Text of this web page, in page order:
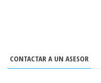
CONTACTAR A UN ASESOR